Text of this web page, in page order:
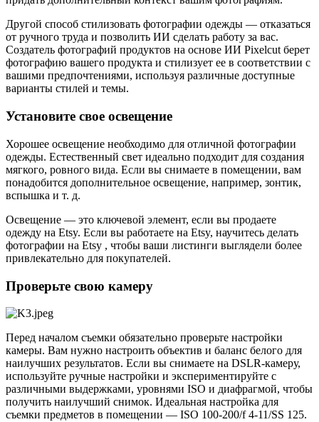
Другой способ стилизовать фотографии одежды — отказаться
от ручного труда и позволить ИИ сделать работу за вас.
Создатель фотографий продуктов на основе ИИ Pixelcut берет
фотографию вашего продукта и стилизует ее в соответствии с
вашими предпочтениями, используя различные доступные
варианты стилей и темы.
Установите свое освещение
Хорошее освещение необходимо для отличной фотографии
одежды. Естественный свет идеально подходит для создания
мягкого, ровного вида. Если вы снимаете в помещении, вам
понадобится дополнительное освещение, например, зонтик,
вспышка и т. д.
Освещение — это ключевой элемент, если вы продаете
одежду на Etsy. Если вы работаете на Etsy, научитесь делать
фотографии на Etsy , чтобы ваши листинги выглядели более
привлекательно для покупателей.
Проверьте свою камеру
Перед началом съемки обязательно проверьте настройки
камеры. Вам нужно настроить объектив и баланс белого для
наилучших результатов. Если вы снимаете на DSLR-камеру,
используйте ручные настройки и экспериментируйте с
различными выдержками, уровнями ISO и диафрагмой, чтобы
получить наилучший снимок. Идеальная настройка для
съемки предметов в помещении — ISO 100-200/f 4-11/SS 125.